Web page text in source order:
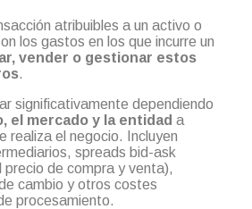
atribuibles a un activo o
los gastos en los que incurre un
vender o gestionar estos
.
significativamente dependiendo
el mercado y la entidad a
realiza el negocio. Incluyen
spreads bid-ask
precio de compra y venta),
cambio y otros costes
procesamiento.